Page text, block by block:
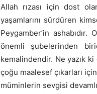
Allah rızası için dost
yaşamlarını sürdüren
Peygamber’in
önemli şubelerinden
kemalindendir. Ne yazık
çoğu maalesef çıkarları
müminlerin sevgisi